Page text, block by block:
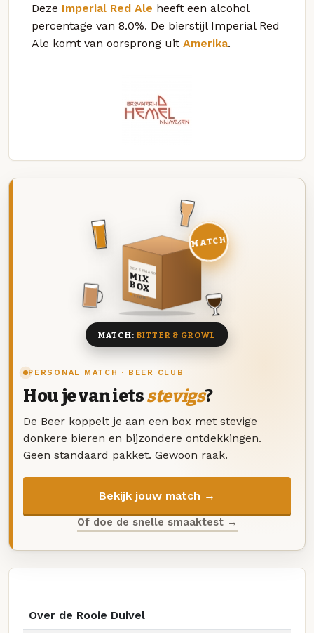
Deze Imperial Red Ale heeft een alcohol
percentage van 8.0%. De bierstijl Imperial Red
Ale komt van oorsprong uit Amerika.
PERSONAL MATCH · BEER CLUB
Hou je van ietsstevigs?
De Beer koppelt je aan een box met stevige
donkere bieren en bijzondere ontdekkingen.
Geen standaard pakket. Gewoon raak.
Bekijk jouw match →
Of doe de snelle smaaktest →
DEZE MAAND
MIX
BOX
8 BIEREN
MATCH
MATCH: BITTER & GROWL
Over de Rooie Duivel